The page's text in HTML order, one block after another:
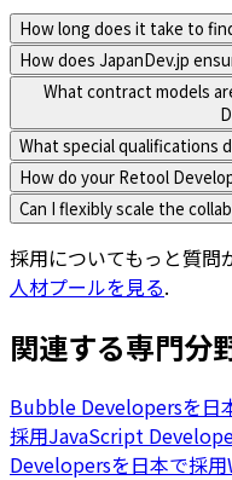
How long does it take to
How does JapanDev.jp
What contract models
What special qualifications
How do your Retool
Can I flexibly scale the
採用についてもっと質問
人材プールを見る.
関連する専門分
Bubble Developersを日
採用JavaScript
Developersを日本で採用